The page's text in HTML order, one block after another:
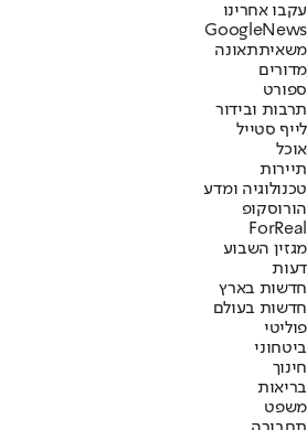
עקבו אחרינו
Googl eNews
משאיתתאונה
מדורים
ספורט
תרבות ובידור
לייף סטייל
אוכל
תיירות
טכנולוגיה ומדע
הורוסקופ
ForReal
מגזין השבוע
דעות
חדשות בארץ
חדשות בעולם
פוליטי
ביטחוני
חינוך
בריאות
משפט